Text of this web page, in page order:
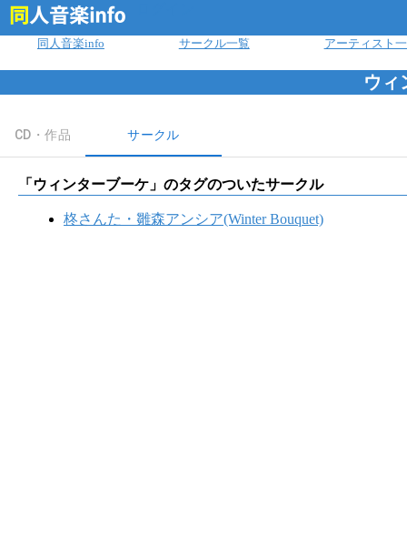
同人音楽info サークル一覧 アーティスト
ウィ
CD・作品 サークル
「 ウィンターブーケ 」のタグのついたサークル
柊さんた・雛森アンシア(Winter Bouquet)